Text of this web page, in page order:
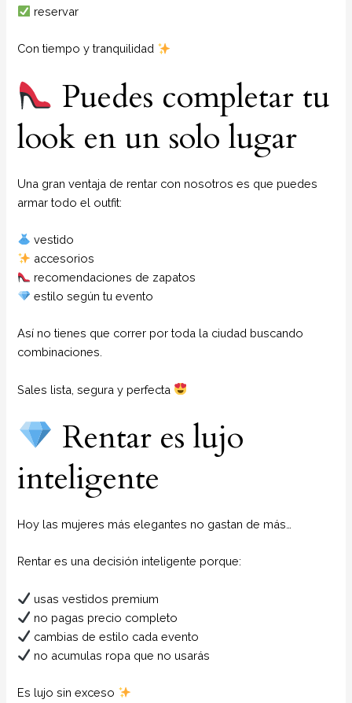
reservar
Con tiempo y tranquilidad
Puedes completar tu
look en un solo lugar
Una gran ventaja de rentar con nosotros es que puedes
armar todo el outfit:
vestido
accesorios
recomendaciones de zapatos
estilo según tu evento
Así no tienes que correr por toda la ciudad buscando
combinaciones.
Sales lista, segura y perfecta
Rentar es lujo
inteligente
Hoy las mujeres más elegantes no gastan de más…
Rentar es una decisión inteligente porque:
usas vestidos premium
no pagas precio completo
cambias de estilo cada evento
no acumulas ropa que no usarás
Es lujo sin exceso